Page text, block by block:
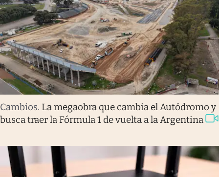
Cambios. La megaobra que cambia el Autódromo y
busca traer la Fórmula 1 de vuelta a la Argentina